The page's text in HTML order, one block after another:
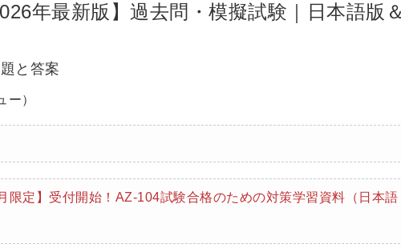
年最新版】過去問・模擬試験｜日本語版＆
と答案
ー）
限定】受付開始！AZ-104試験合格のための対策学習資料（日本語